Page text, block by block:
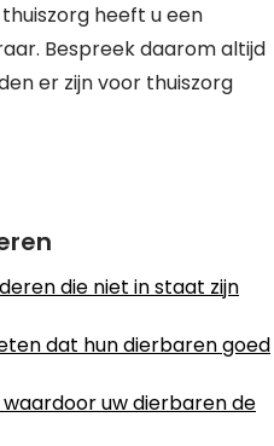
heeft u een
Bespreek daarom altijd
er zijn voor thuiszorg
die niet in staat zijn
dat hun dierbaren goed
uw dierbaren de